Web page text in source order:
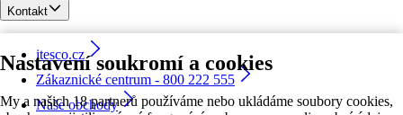
Nastavení soukromí a cookies
My a našich 18 partnerů používáme nebo ukládáme soubory cookies,
Kontakt
itesco.cz
Zákaznické centrum - 800 222 555
Naše obchody